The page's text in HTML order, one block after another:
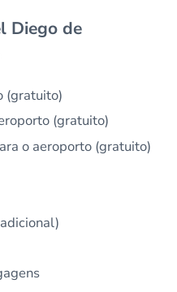
Diego de
(gratuito)
(gratuito)
o aeroporto (gratuito)